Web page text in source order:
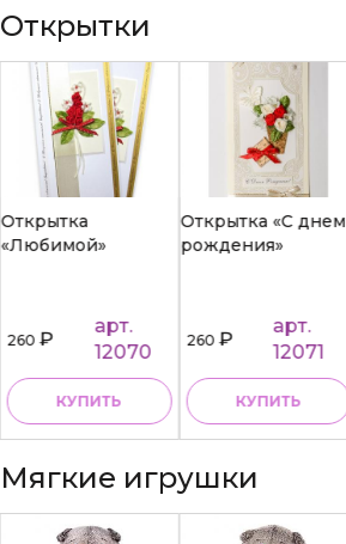
Открытки
Открытка
«Любимой»
260₽
арт.
12070
КУПИТЬ
Открытка «С днем
рождения»
260₽
арт.
12071
КУПИТЬ
Мягкие игрушки